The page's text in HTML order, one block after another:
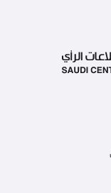
في ...